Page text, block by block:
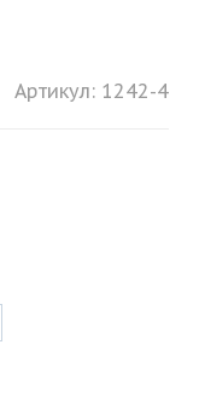
Артикул: 1242-4